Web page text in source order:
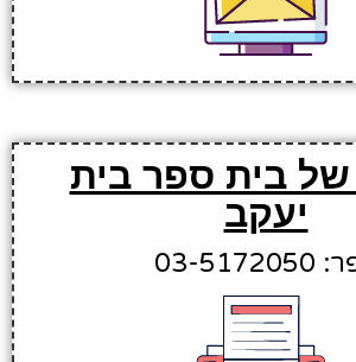
בית ספר בית
יעקב